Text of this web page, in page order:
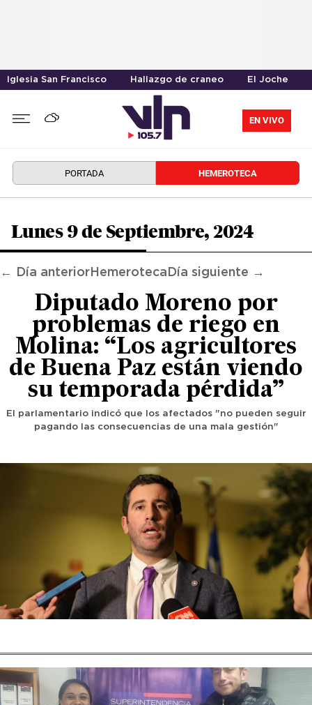
Iglesia San Francisco Hallazgo de craneo El Joche
EN VIVO
PORTADA HEMEROTECA
Lunes 9 de Septiembre, 2024
← Día anterior Hemeroteca Día siguiente →
Diputado Moreno por
problemas de riego en
Molina: “Los agricultores
de Buena Paz están viendo
su temporada pérdida”
El parlamentario indicó que los afectados "no pueden seguir
pagando las consecuencias de una mala gestión"